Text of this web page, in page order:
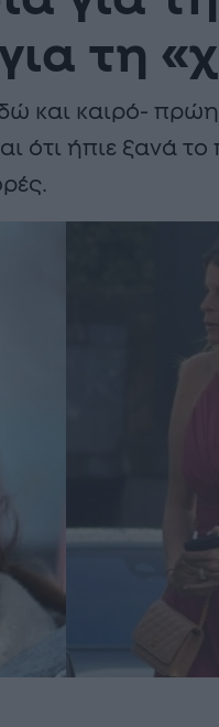
τη
και καιρό-
ότι ήπιε ξανά το